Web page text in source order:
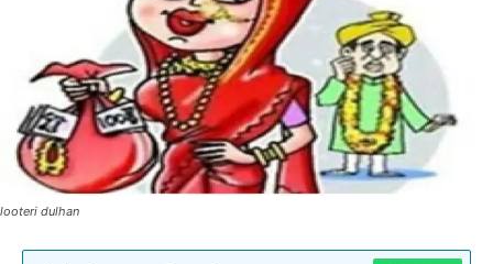
looteri dulhan